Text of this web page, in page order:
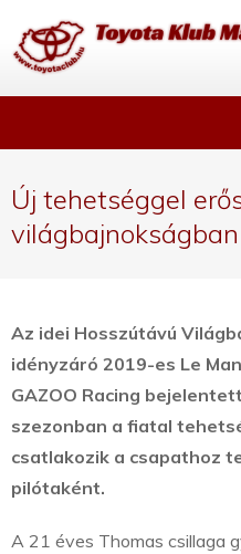
Új tehetséggel
Az idei Hosszútávú
idényzáró 2019-es Le
GAZOO Racing
szezonban a fiatal
csatlakozik a csapathoz
pilótaként.
A 21 éves Thomas csillaga